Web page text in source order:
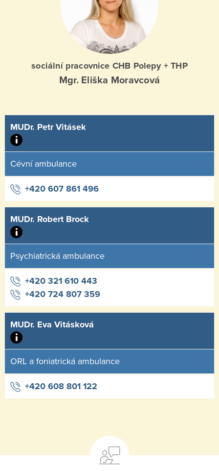
sociální pracovnice CHB Polepy + THP
Mgr. Eliška Moravcová
MUDr. Petr Vitásek
Cévní ambulance
+420 607 861 496
MUDr. Robert Brock
Psychiatrická ambulance
+420 321 610 443
+420 724 807 359
MUDr. Eva Vitásková
ORL a foniatrická ambulance
+420 608 801 122